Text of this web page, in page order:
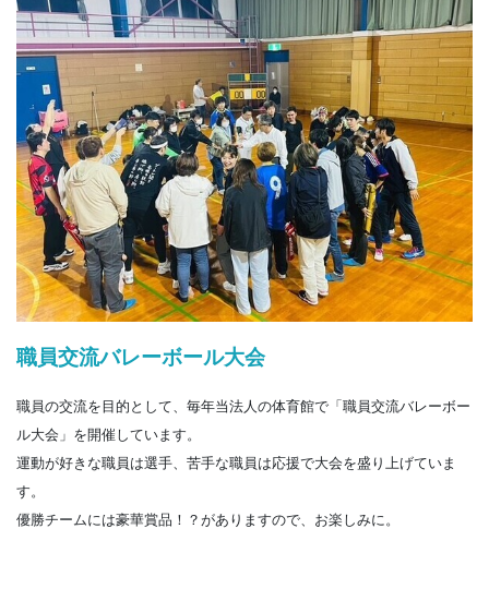
職員交流バレーボール大会
職員の交流を目的として、毎年当法人の体育館で「職員交流バレーボー
ル大会」を開催しています。
運動が好きな職員は選手、苦手な職員は応援で大会を盛り上げていま
す。
優勝チームには豪華賞品！？がありますので、お楽しみに。